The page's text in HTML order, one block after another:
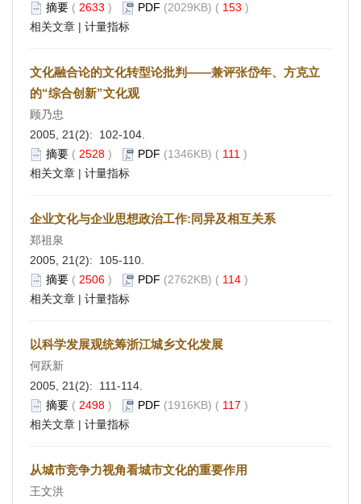
摘要 ( 2633 ) PDF (2029KB) ( 153 )
相关文章 | 计量指标
文化融合论的文化转型论批判——兼评张岱年、方克立
的“综合创新”文化观
顾乃忠
2005, 21(2): 102-104.
摘要 ( 2528 ) PDF (1346KB) ( 111 )
相关文章 | 计量指标
企业文化与企业思想政治工作:同异及相互关系
郑祖泉
2005, 21(2): 105-110.
摘要 ( 2506 ) PDF (2762KB) ( 114 )
相关文章 | 计量指标
以科学发展观统筹浙江城乡文化发展
何跃新
2005, 21(2): 111-114.
摘要 ( 2498 ) PDF (1916KB) ( 117 )
相关文章 | 计量指标
从城市竞争力视角看城市文化的重要作用
王文洪